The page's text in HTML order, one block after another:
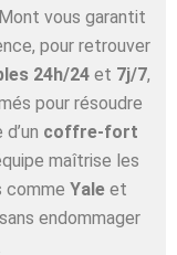
vous garantit
pour retrouver
24h/24 et 7j/7,
pour résoudre
coffre-fort
maîtrise les
comme Yale et
endommager